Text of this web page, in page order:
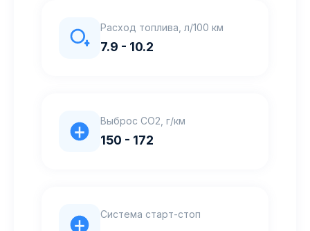
Расход топлива, л/100 км
7.9 - 10.2
Выброс CO2, г/км
150 - 172
Система старт-стоп